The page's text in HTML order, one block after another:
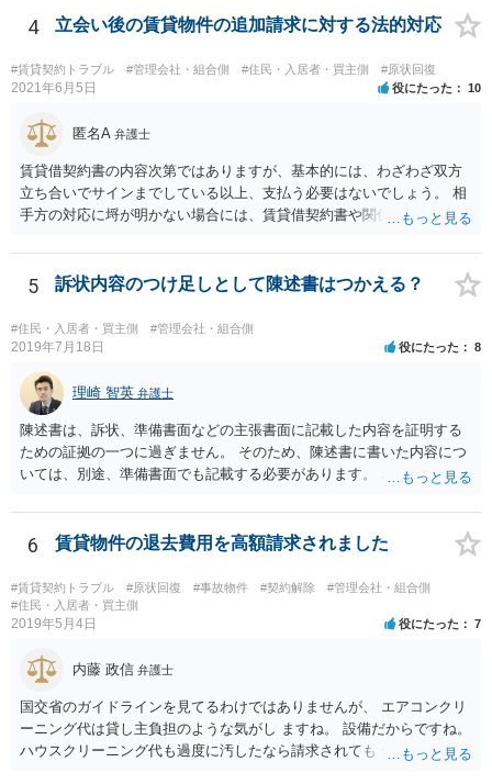
4 立会い後の賃貸物件の追加請求に対する法的対応
#賃貸契約トラブル #管理会社・組合側 #住民・入居者・買主側 #原状回復
2021年6月5日 役にたった 10
匿名A 弁護士
賃貸借契約書の内容次第ではありますが、基本的には、わざわざ双方
立ち合いでサインまでしている以上、支払う必要はないでしょう。 相
手方の対応に埒が明かない場合には、賃貸借契約書や関係資料を個別
す。
5 訴状内容のつけ足しとして陳述書はつかえる？
#住民・入居者・買主側 #管理会社・組合側
2019年7月18日 役にたった 8
理崎 智英 弁護士
陳述書は、訴状、準備書面などの主張書面に記載した内容を証明する
ための証拠の一つに過ぎません。 そのため、陳述書に書いた内容につ
いては、別途、準備書面でも記載する必要があります。 裁判所は弁論
合もありますが、 基本的には、主張書面で主張する必要があるという
ことになります。
6 賃貸物件の退去費用を高額請求されました
#賃貸契約トラブル #原状回復 #事故物件 #契約解除
#管理会社・組合側
#住民・入居者・買主側
2019年5月4日 役にたった 7
内藤 政信 弁護士
国交省のガイドラインを見てるわけではありませんが、 エアコンクリ
ーニング代は貸し主負担のような気がし ますね。 設備だからですね。
ハウスクリーニング代も過度に汚したなら請求されても 仕方ないでし